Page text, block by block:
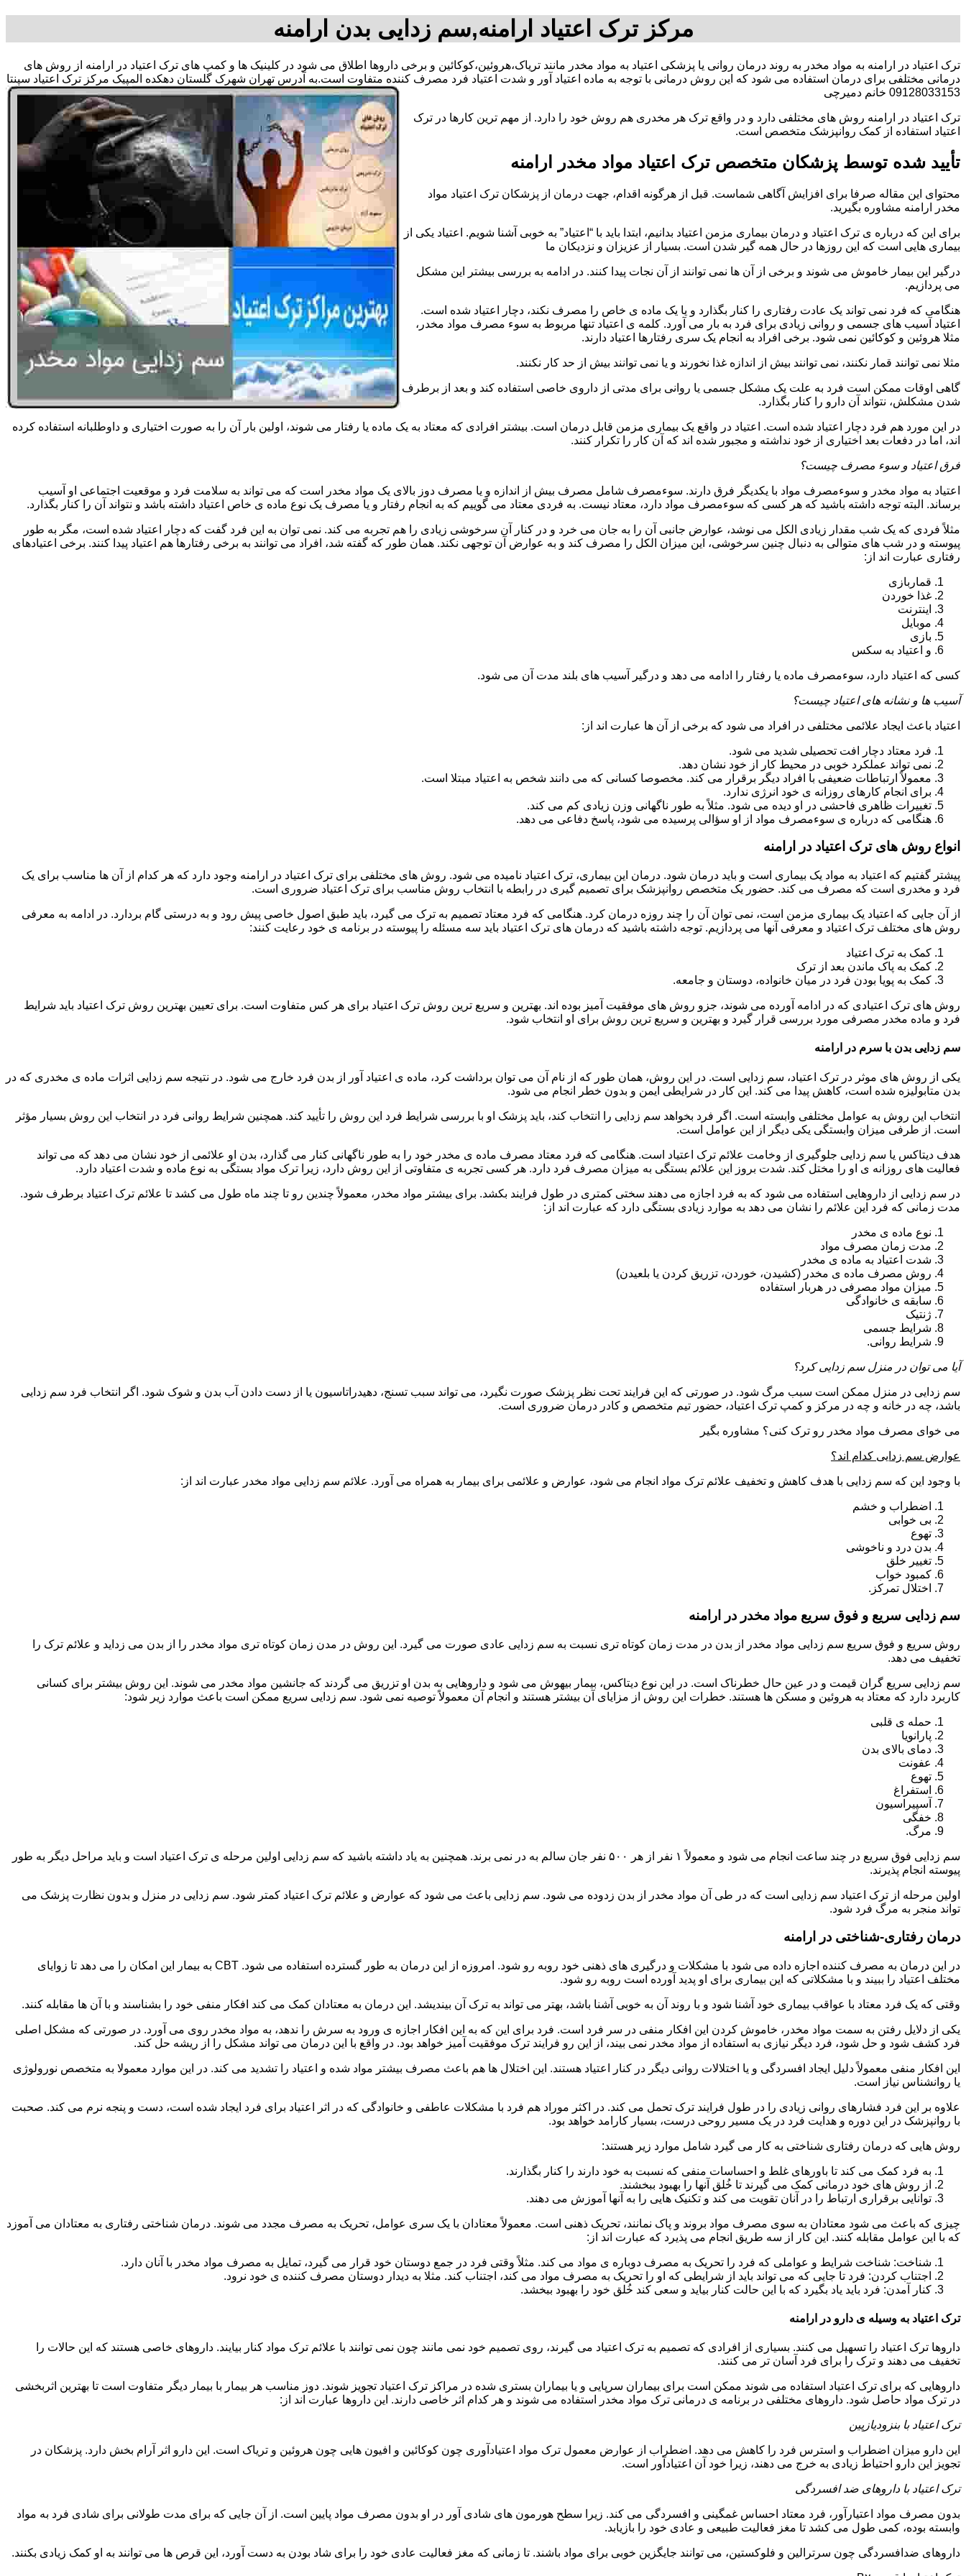
مرکز ترک اعتیاد ارامنه,سم زدایی بدن ارامنه
ترک اعتیاد در ارامنه به مواد مخدر به روند درمان روانی یا پزشکی اعتیاد به مواد مخدر مانند تریاک،هروئین،کوکائین و برخی داروها اطلاق می شود در کلینیک ها و کمپ های ترک اعتیاد در ارامنه از روش های
درمانی مختلفی برای درمان استفاده می شود که این روش درمانی با توجه به ماده اعتیاد آور و شدت اعتیاد فرد مصرف کننده متفاوت است.به آدرس تهران شهرک گلستان دهکده المپیک مرکز ترک اعتیاد سپنتا
09128033153 خانم دمیرچی
ترک اعتیاد در ارامنه روش های مختلفی دارد و در واقع ترک هر مخدری هم روش خود را دارد. از مهم ترین کارها در ترک
اعتیاد استفاده از کمک روانپزشک متخصص است.
تأیید شده توسط پزشکان متخصص ترک اعتیاد مواد مخدر ارامنه
محتوای این مقاله صرفا برای افزایش آگاهی شماست. قبل از هرگونه اقدام، جهت درمان از پزشکان ترک اعتیاد مواد
مخدر ارامنه مشاوره بگیرید.
برای این که درباره ی ترک اعتیاد و درمان بیماری مزمن اعتیاد بدانیم، ابتدا باید با “اعتیاد” به خوبی آشنا شویم. اعتیاد یکی از
بیماری هایی است که این روزها در حال همه گیر شدن است. بسیار از عزیزان و نزدیکان ما
درگیر این بیمار خاموش می شوند و برخی از آن ها نمی توانند از آن نجات پیدا کنند. در ادامه به بررسی بیشتر این مشکل
می پردازیم.
هنگامی که فرد نمی تواند یک عادت رفتاری را کنار بگذارد و یا یک ماده ی خاص را مصرف نکند، دچار اعتیاد شده است.
اعتیاد آسیب های جسمی و روانی زیادی برای فرد به بار می آورد. کلمه ی اعتیاد تنها مربوط به سوء مصرف مواد مخدر،
مثلا هروئین و کوکائین نمی شود. برخی افراد به انجام یک سری رفتارها اعتیاد دارند.
مثلا نمی توانند قمار نکنند، نمی توانند بیش از اندازه غذا نخورند و یا نمی توانند بیش از حد کار نکنند.
گاهی اوقات ممکن است فرد به علت یک مشکل جسمی یا روانی برای مدتی از داروی خاصی استفاده کند و بعد از برطرف
شدن مشکلش، نتواند آن دارو را کنار بگذارد.
در این مورد هم فرد دچار اعتیاد شده است. اعتیاد در واقع یک بیماری مزمن قابل درمان است. بیشتر افرادی که معتاد به یک ماده یا رفتار می شوند، اولین بار آن را به صورت اختیاری و داوطلبانه استفاده کرده
اند، اما در دفعات بعد اختیاری از خود نداشته و مجبور شده اند که آن کار را تکرار کنند.
فرق اعتیاد و سوء مصرف چیست؟
اعتیاد به مواد مخدر و سوءمصرف مواد با یکدیگر فرق دارند. سوءمصرف شامل مصرف بیش از اندازه و یا مصرف دوز بالای یک مواد مخدر است که می تواند به سلامت فرد و موقعیت اجتماعی او آسیب
برساند. البته توجه داشته باشید که هر کسی که سوءمصرف مواد دارد، معتاد نیست. به فردی معتاد می گوییم که به انجام رفتار و یا مصرف یک نوع ماده ی خاص اعتیاد داشته باشد و نتواند آن را کنار بگذارد.
مثلاً فردی که یک شب مقدار زیادی الکل می نوشد، عوارض جانبی آن را به جان می خرد و در کنار آن سرخوشی زیادی را هم تجربه می کند. نمی توان به این فرد گفت که دچار اعتیاد شده است، مگر به طور
پیوسته و در شب های متوالی به دنبال چنین سرخوشی، این میزان الکل را مصرف کند و به عوارض آن توجهی نکند. همان طور که گفته شد، افراد می توانند به برخی رفتارها هم اعتیاد پیدا کنند. برخی اعتیادهای
رفتاری عبارت اند از:
قماربازی
غذا خوردن
اینترنت
موبایل
بازی
و اعتیاد به سکس
کسی که اعتیاد دارد، سوءمصرف ماده یا رفتار را ادامه می دهد و درگیر آسیب های بلند مدت آن می شود.
آسیب ها و نشانه های اعتیاد چیست؟
اعتیاد باعث ایجاد علائمی مختلفی در افراد می شود که برخی از آن ها عبارت اند از:
فرد معتاد دچار افت تحصیلی شدید می شود.
نمی تواند عملکرد خوبی در محیط کار از خود نشان دهد.
معمولاً ارتباطات ضعیفی با افراد دیگر برقرار می کند. مخصوصا کسانی که می دانند شخص به اعتیاد مبتلا است.
برای انجام کارهای روزانه ی خود انرژی ندارد.
تغییرات ظاهری فاحشی در او دیده می شود. مثلاً به طور ناگهانی وزن زیادی کم می کند.
هنگامی که درباره ی سوءمصرف مواد از او سؤالی پرسیده می شود، پاسخ دفاعی می دهد.
انواع روش های ترک اعتیاد در ارامنه
پیشتر گفتیم که اعتیاد به مواد یک بیماری است و باید درمان شود. درمان این بیماری، ترک اعتیاد نامیده می شود. روش های مختلفی برای ترک اعتیاد در ارامنه وجود دارد که هر کدام از آن ها مناسب برای یک
فرد و مخدری است که مصرف می کند. حضور یک متخصص روانپزشک برای تصمیم گیری در رابطه با انتخاب روش مناسب برای ترک اعتیاد ضروری است.
از آن جایی که اعتیاد یک بیماری مزمن است، نمی توان آن را چند روزه درمان کرد. هنگامی که فرد معتاد تصمیم به ترک می گیرد، باید طبق اصول خاصی پیش رود و به درستی گام بردارد. در ادامه به معرفی
روش های مختلف ترک اعتیاد و معرفی آنها می پردازیم. توجه داشته باشید که درمان های ترک اعتیاد باید سه مسئله را پیوسته در برنامه ی خود رعایت کنند:
کمک به ترک اعتیاد
کمک به پاک ماندن بعد از ترک
کمک به پویا بودن فرد در میان خانواده، دوستان و جامعه.
روش های ترک اعتیادی که در ادامه آورده می شوند، جزو روش های موفقیت آمیز بوده اند. بهترین و سریع ترین روش ترک اعتیاد برای هر کس متفاوت است. برای تعیین بهترین روش ترک اعتیاد باید شرایط
فرد و ماده مخدر مصرفی مورد بررسی قرار گیرد و بهترین و سریع ترین روش برای او انتخاب شود.
سم زدایی بدن با سرم در ارامنه
یکی از روش های موثر در ترک اعتیاد، سم زدایی است. در این روش، همان طور که از نام آن می توان برداشت کرد، ماده ی اعتیاد آور از بدن فرد خارج می شود. در نتیجه سم زدایی اثرات ماده ی مخدری که در
بدن متابولیزه شده است، کاهش پیدا می کند. این کار در شرایطی ایمن و بدون خطر انجام می شود.
انتخاب این روش به عوامل مختلفی وابسته است. اگر فرد بخواهد سم زدایی را انتخاب کند، باید پزشک او با بررسی شرایط فرد این روش را تأیید کند. همچنین شرایط روانی فرد در انتخاب این روش بسیار مؤثر
است. از طرفی میزان وابستگی یکی دیگر از این عوامل است.
هدف دیتاکس یا سم زدایی جلوگیری از وخامت علائم ترک اعتیاد است. هنگامی که فرد معتاد مصرف ماده ی مخدر خود را به طور ناگهانی کنار می گذارد، بدن او علائمی از خود نشان می دهد که می تواند
فعالیت های روزانه ی او را مختل کند. شدت بروز این علائم بستگی به میزان مصرف فرد دارد. هر کسی تجربه ی متفاوتی از این روش دارد، زیرا ترک مواد بستگی به نوع ماده و شدت اعتیاد دارد.
در سم زدایی از داروهایی استفاده می شود که به فرد اجازه می دهند سختی کمتری در طول فرایند بکشد. برای بیشتر مواد مخدر، معمولاً چندین رو تا چند ماه طول می کشد تا علائم ترک اعتیاد برطرف شود.
مدت زمانی که فرد این علائم را نشان می دهد به موارد زیادی بستگی دارد که عبارت اند از:
نوع ماده ی مخدر
مدت زمان مصرف مواد
شدت اعتیاد به ماده ی مخدر
روش مصرف ماده ی مخدر (کشیدن، خوردن، تزریق کردن یا بلعیدن)
میزان مواد مصرفی در هربار استفاده
سابقه ی خانوادگی
ژنتیک
شرایط جسمی
شرایط روانی.
آیا می توان در منزل سم زدایی کرد؟
سم زدایی در منزل ممکن است سبب مرگ شود. در صورتی که این فرایند تحت نظر پزشک صورت نگیرد، می تواند سبب تسنج، دهیدراتاسیون یا از دست دادن آب بدن و شوک شود. اگر انتخاب فرد سم زدایی
باشد، چه در خانه و چه در مرکز و کمپ ترک اعتیاد، حضور تیم متخصص و کادر درمان ضروری است.
می خوای مصرف مواد مخدر رو ترک کنی؟ مشاوره بگیر
عوارض سم زدایی کدام اند؟
با وجود این که سم زدایی با هدف کاهش و تخفیف علائم ترک مواد انجام می شود، عوارض و علائمی برای بیمار به همراه می آورد. علائم سم زدایی مواد مخدر عبارت اند از:
اضطراب و خشم
بی خوابی
تهوع
بدن درد و ناخوشی
تغییر خلق
کمبود خواب
اختلال تمرکز.
سم زدایی سریع و فوق سریع مواد مخدر در ارامنه
روش سریع و فوق سریع سم زدایی مواد مخدر از بدن در مدت زمان کوتاه تری نسبت به سم زدایی عادی صورت می گیرد. این روش در مدن زمان کوتاه تری مواد مخدر را از بدن می زداید و علائم ترک را
تخفیف می دهد.
سم زدایی سریع گران قیمت و در عین حال خطرناک است. در این نوع دیتاکس، بیمار بیهوش می شود و داروهایی به بدن او تزریق می گردند که جانشین مواد مخدر می شوند. این روش بیشتر برای کسانی
کاربرد دارد که معتاد به هروئین و مسکن ها هستند. خطرات این روش از مزایای آن بیشتر هستند و انجام آن معمولاً توصیه نمی شود. سم زدایی سریع ممکن است باعث موارد زیر شود:
حمله ی قلبی
پارانویا
دمای بالای بدن
عفونت
تهوع
استفراغ
آسپیراسیون
خفگی
مرگ.
سم زدایی فوق سریع در چند ساعت انجام می شود و معمولاً ۱ نفر از هر ۵۰۰ نفر جان سالم به در نمی برند. همچنین به یاد داشته باشید که سم زدایی اولین مرحله ی ترک اعتیاد است و باید مراحل دیگر به طور
پیوسته انجام پذیرند.
اولین مرحله از ترک اعتیاد سم زدایی است که در طی آن مواد مخدر از بدن زدوده می شود. سم زدایی باعث می شود که عوارض و علائم ترک اعتیاد کمتر شود. سم زدایی در منزل و بدون نظارت پزشک می
تواند منجر به مرگ فرد شود.
درمان رفتاری-شناختی در ارامنه
در این درمان به مصرف کننده اجازه داده می شود با مشکلات و درگیری های ذهنی خود روبه رو شود. امروزه از این درمان به طور گسترده استفاده می شود. CBT به بیمار این امکان را می دهد تا زوایای
مختلف اعتیاد را ببیند و با مشکلاتی که این بیماری برای او پدید آورده است روبه رو شود.
وقتی که یک فرد معتاد با عواقب بیماری خود آشنا شود و با روند آن به خوبی آشنا باشد، بهتر می تواند به ترک آن بیندیشد. این درمان به معتادان کمک می کند افکار منفی خود را بشناسند و با آن ها مقابله کنند.
یکی از دلایل رفتن به سمت مواد مخدر، خاموش کردن این افکار منفی در سر فرد است. فرد برای این که به این افکار اجازه ی ورود به سرش را ندهد، به مواد مخدر روی می آورد. در صورتی که مشکل اصلی
فرد کشف شود و حل شود، فرد دیگر نیازی به استفاده از مواد مخدر نمی بیند، از این رو فرایند ترک موفقیت آمیز خواهد بود. در واقع با این درمان می تواند مشکل را از ریشه حل کند.
این افکار منفی معمولاً دلیل ایجاد افسردگی و یا اختلالات روانی دیگر در کنار اعتیاد هستند. این اختلال ها هم باعث مصرف بیشتر مواد شده و اعتیاد را تشدید می کند. در این موارد معمولا به متخصص نورولوژی
یا روانشناس نیاز است.
علاوه بر این فرد فشارهای روانی زیادی را در طول فرایند ترک تحمل می کند. در اکثر موراد هم فرد با مشکلات عاطفی و خانوادگی که در اثر اعتیاد برای فرد ایجاد شده است، دست و پنجه نرم می کند. صحبت
با روانپزشک در این دوره و هدایت فرد در یک مسیر روحی درست، بسیار کارامد خواهد بود.
روش هایی که درمان رفتاری شناختی به کار می گیرد شامل موارد زیر هستند:
به فرد کمک می کند تا باورهای غلط و احساسات منفی که نسبت به خود دارند را کنار بگذارند.
از روش های خود درمانی کمک می گیرند تا خُلق آنها را بهبود ببخشند.
توانایی برقراری ارتباط را در آنان تقویت می کند و تکنیک هایی را به آنها آموزش می دهند.
چیزی که باعث می شود معتادان به سوی مصرف مواد بروند و پاک نمانند، تحریک ذهنی است. معمولاً معتادان با یک سری عوامل، تحریک به مصرف مجدد می شوند. درمان شناختی رفتاری به معتادان می آموزد
که با این عوامل مقابله کنند. این کار از سه طریق انجام می پذیرد که عبارت اند از:
شناخت: شناخت شرایط و عواملی که فرد را تحریک به مصرف دوباره ی مواد می کند. مثلاً وقتی فرد در جمع دوستان خود قرار می گیرد، تمایل به مصرف مواد مخدر با آنان دارد.
اجتناب کردن: فرد تا جایی که می تواند باید از شرایطی که او را تحریک به مصرف مواد می کند، اجتناب کند. مثلا به دیدار دوستان مصرف کننده ی خود نرود.
کنار آمدن: فرد باید یاد بگیرد که با این حالت کنار بیاید و سعی کند خُلق خود را بهبود ببخشد.
ترک اعتیاد به وسیله ی دارو در ارامنه
داروها ترک اعتیاد را تسهیل می کنند. بسیاری از افرادی که تصمیم به ترک اعتیاد می گیرند، روی تصمیم خود نمی مانند چون نمی توانند با علائم ترک مواد کنار بیایند. داروهای خاصی هستند که این حالات را
تخفیف می دهند و ترک را برای فرد آسان تر می کنند.
داروهایی که برای ترک اعتیاد استفاده می شوند ممکن است برای بیماران سرپایی و یا بیماران بستری شده در مراکز ترک اعتیاد تجویز شوند. دوز مناسب هر بیمار با بیمار دیگر متفاوت است تا بهترین اثربخشی
در ترک مواد حاصل شود. داروهای مختلفی در برنامه ی درمانی ترک مواد مخدر استفاده می شوند و هر کدام اثر خاصی دارند. این داروها عبارت اند از:
ترک اعتیاد با بنزودیازپین
این دارو میزان اضطراب و استرس فرد را کاهش می دهد. اضطراب از عوارض معمول ترک مواد اعتیادآوری چون کوکائین و افیون هایی چون هروئین و تریاک است. این دارو اثر آرام بخش دارد. پزشکان در
تجویز این دارو احتیاط زیادی به خرج می دهند، زیرا خود آن اعتیادآور است.
ترک اعتیاد با داروهای ضد افسردگی
بدون مصرف مواد اعتیارآور، فرد معتاد احساس غمگینی و افسردگی می کند. زیرا سطح هورمون های شادی آور در او بدون مصرف مواد پایین است. از آن جایی که برای مدت طولانی برای شادی فرد به مواد
وابسته بوده، کمی طول می کشد تا مغز فعالیت طبیعی و عادی خود را بازیابد.
داروهای ضدافسردگی چون سرترالین و فلوکستین، می توانند جایگزین خوبی برای مواد باشند. تا زمانی که مغز فعالیت عادی خود را برای شاد بودن به دست آورد، این قرص ها می توانند به او کمک زیادی بکنند.